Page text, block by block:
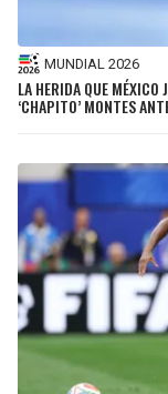
MUNDIAL 2026
LA HERIDA QUE MÉXICO
‘CHAPITO’ MONTES